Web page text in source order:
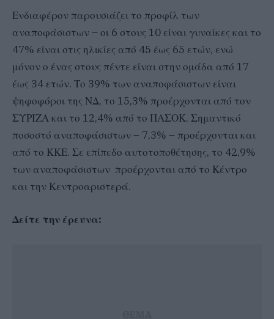
Ενδιαφέρον παρουσιάζει το προφίλ των
αναποφάσιστων – οι 6 στους 10 είναι γυναίκες και το
47% είναι στις ηλικίες από 45 έως 65 ετών, ενώ
μόνον ο ένας στους πέντε είναι στην ομάδα από 17
έως 34 ετών. Το 39% των αναποφάσιστων είναι
ψηφοφόροι της ΝΔ, το 15,3% προέρχονται από τον
ΣΥΡΙΖΑ και το 12,4% από το ΠΑΣΟΚ. Σημαντικό
ποσοστό αναποφάσιστων – 7,3% – προέρχονται και
από το ΚΚΕ. Σε επίπεδο αυτοτοποθέτησης, το 42,9%
των αναποφάσιστων προέρχονται από το Κέντρο
και την Κεντροαριστερά.
Δείτε την έρευνα: